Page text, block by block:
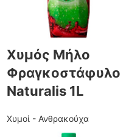
Χυμός Μήλο
Φραγκοστάφυλο
Naturalis 1L
Χυμοί - Ανθρακούχα